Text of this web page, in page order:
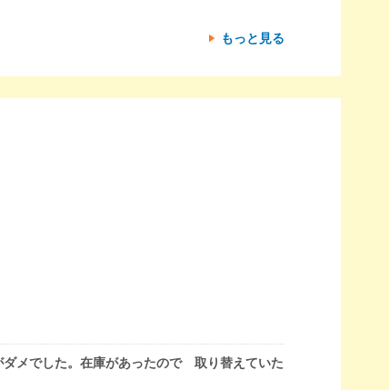
もっと見る
メでした。在庫があったので 取り替えていた